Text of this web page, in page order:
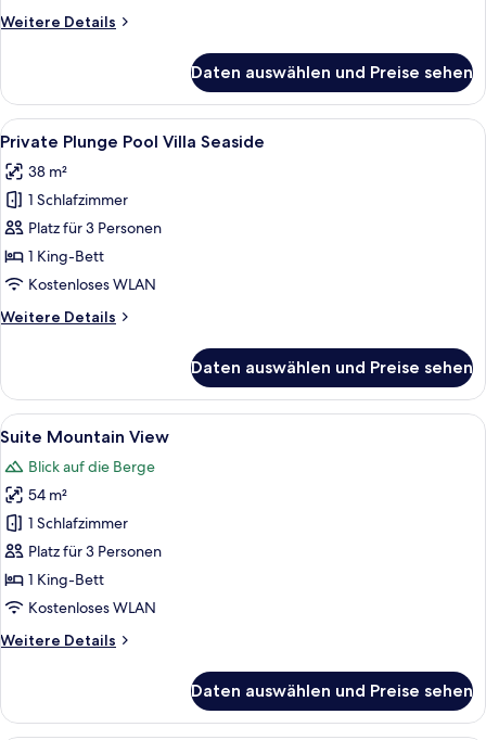
Weitere Details
Weitere
Villa
Seaside
View
Daten auswählen und Preise sehen
Alle
Fotos
für
Private
Plunge
Pool
Villa
anzeigen
Ein modernes Hotelzimmer mit
7
Private Plunge Pool Villa Seaside
38 m²
1 Schlafzimmer
Platz für 3 Personen
1 King-Bett
Kostenloses WLAN
Weitere Details
Weitere
Plunge
Pool
Villa
Daten auswählen und Preise sehen
Alle
Fotos
für
Suite
Mountain
View
anzeigen
Ein Wohnzimmer mit einer Couch,
10
Suite Mountain View
Blick auf die Berge
54 m²
1 Schlafzimmer
Platz für 3 Personen
1 King-Bett
Kostenloses WLAN
Weitere Details
Weitere
Mountain
Daten auswählen und Preise sehen